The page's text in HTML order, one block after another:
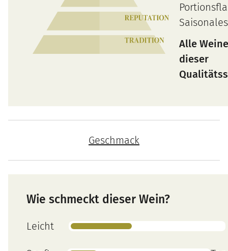
Alle
dieser
Geschmack
Wie schmeckt dieser Wein?
Leicht